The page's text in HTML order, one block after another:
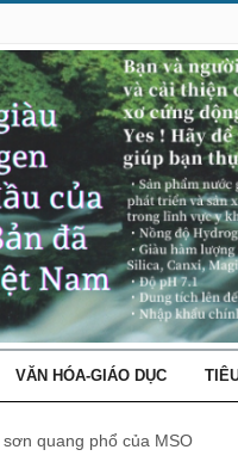
VĂN HÓA-GIÁO DỤC
quang phổ của MSO